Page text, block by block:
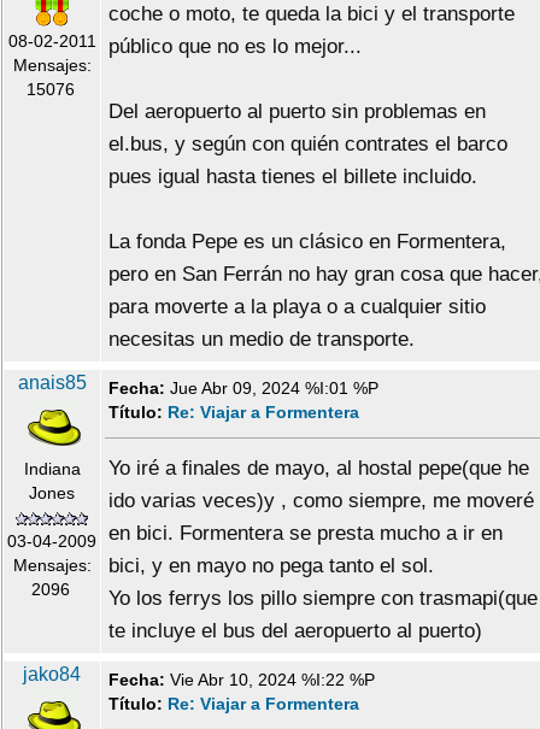
08-02-2011
Mensajes:
15076
coche o moto, te queda la bici y el transporte
público que no es lo mejor...
Del aeropuerto al puerto sin problemas en
el.bus, y según con quién contrates el barco
pues igual hasta tienes el billete incluido.
La fonda Pepe es un clásico en Formentera,
pero en San Ferrán no hay gran cosa que
para moverte a la playa o a cualquier sitio
necesitas un medio de transporte.
anais85
Indiana
Jones
03-04-2009
Mensajes:
2096
Fecha: Jue Abr 09, 2024 %I:01 %P
Título: Re: Viajar a Formentera
Yo iré a finales de mayo, al hostal pepe(que he
ido varias veces)y , como siempre, me moveré
en bici. Formentera se presta mucho a ir en
bici, y en mayo no pega tanto el sol.
Yo los ferrys los pillo siempre con trasmapi(que
te incluye el bus del aeropuerto al puerto)
jako84 Fecha: Vie Abr 10, 2024 %I:22 %P
Título: Re: Viajar a Formentera